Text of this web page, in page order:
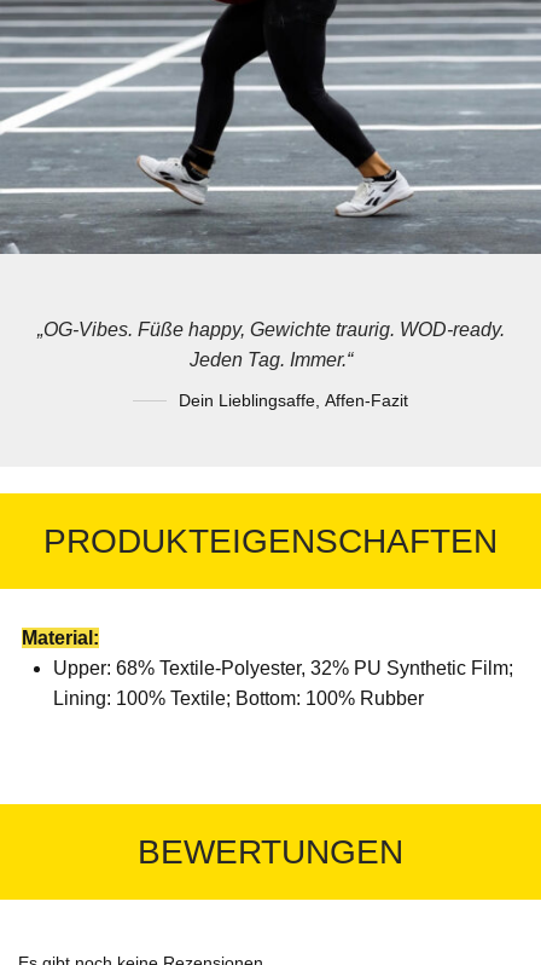
„OG-Vibes. Füße happy, Gewichte traurig. WOD-ready.
Jeden Tag. Immer.“
Dein Lieblingsaffe, Affen-Fazit
PRODUKTEIGENSCHAFTEN
Material:
Upper: 68% Textile-Polyester, 32% PU Synthetic Film;
Lining: 100% Textile; Bottom: 100% Rubber
BEWERTUNGEN